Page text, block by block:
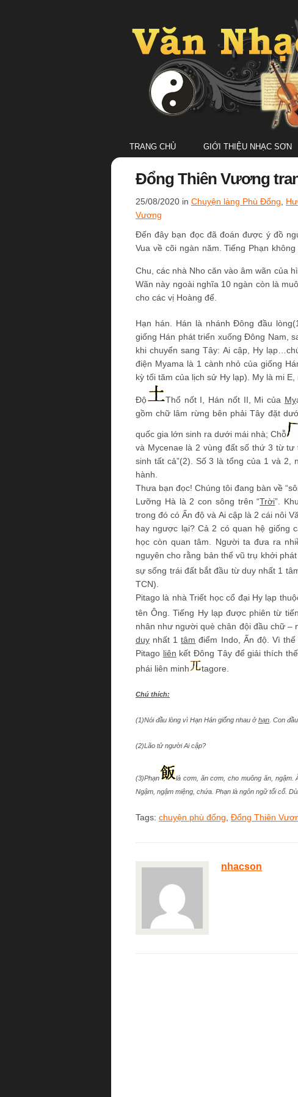
TRANG CHỦ GIỚI THIỆU NHẠC SƠN
Đổng Thiên Vương
25/08/2020 in Chuyện làng Phù Đổng
Vương
Đến đây bạn đọc đã đoán được ý đồ
Vua về cõi ngàn năm. Tiếng Phạn
Chu, các nhà Nho căn vào âm wãn của
Wãn này ngoài nghĩa 10 ngàn còn là
cho các vị Hoàng đế.
Hạn hán. Hán là nhánh Đông đầu
giống Hán phát triển xuống Đông Nam,
khi chuyển sang Tây: Ai cập, Hy
điện Myama là 1 cành nhỏ của giống
kỳ tối tăm của lịch sử Hy lạp). My là mi
Độ Thổ nốt I, Hán nốt II, Mi của My
gồm chữ lâm rừng bên phải Tây đặt
quốc gia lớn sinh ra dưới mái nhà; Chỗ
và Mycenae là 2 vùng đất số thứ 3 từ
sinh tất cả”(2). Số 3 là tổng của 1 và 2,
hành.
Thưa bạn đọc! Chúng tôi đang bàn về
Lưỡng Hà là 2 con sông trên “Trời”.
trong đó có Ấn độ và Ai cập là 2 cái nôi
hay ngược lại? Cả 2 có quan hệ giống
học còn quan tâm. Người ta đưa ra
nguyên cho rằng bản thể vũ trụ khởi
sự sống trái đất bắt đầu từ duy nhất 1
TCN).
Pitago là nhà Triết học cổ đại Hy lạp
tên Ông. Tiếng Hy lạp được phiên từ
nhân như người què chân đội đầu chữ –
duy nhất 1tâm điểm Indo, Ấn độ. Vì
Pitago liên kết Đông Tây để giải thích
phái liên minh
tagore.
Chú thích:
(1)Nói đầu lòng vì Hạn Hán giống nhau ởhạn . Con
(2)Lão tử người Ai cập?
(3)Phạn là cơm, ăn cơm, cho muông ăn,
Ngậm, ngậm miệng, chứa. Phạn là ngôn ngữ tối cổ.
Tags: chuyện phù đổng Đổng Thiên
nhacson